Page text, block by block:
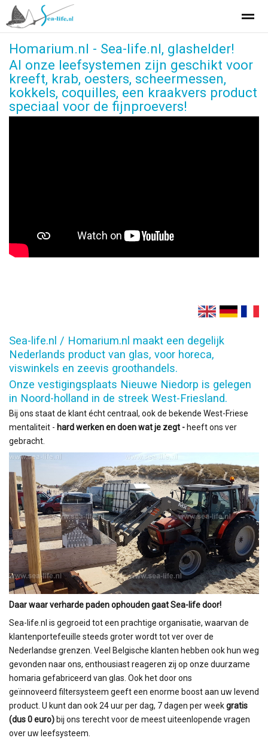
Homarium .nl Sea-life leef- en bewaarsysteem voor schaal- en
Home Bellen E-mail Locatie
Homarium.nl - Sea-life.nl, glashelder!
Al onze leefsystemen zijn geschikt voor
kreeft, krab, oesters, scheermessen,
kokkels, coquilles, een kraakvers product
speciaal voor de fijnproevers!
Sea-life.nl / Homarium.nl maakt een degelijk
Nederlands product van glas, voor horeca,
viswinkels en zeevis groothandels.
Onze vestigingsplaats Nieuwe Niedorp is gelegen
in Noord-holland in de streek West-Friesland.
Bij ons staat de klant écht centraal, ook de bekende West-Friese
mentaliteit - hard werken en doen wat je zegt - heeft ons ver
gebracht.
Daar waar verharde paden ophouden gaat Sea-life door!
Sea-life.nl is gegroeid tot een prachtige organisatie, waarvan de
klantenportefeuille steeds groter wordt tot ver over de
Nederlandse grenzen. Veel Belgische klanten hebben ook hun weg
gevonden naar ons, enthousiast reageren zij op onze duurzame
homaria gefabriceerd van glas. Ook het door ons
geïnnoveerd filtersysteem geeft een enorme boost aan uw levend
product. U kunt dan ook 24 uur per dag, 7 dagen per weekgratis
(dus 0 euro)bij ons terecht voor de meest uiteenlopende vragen
over uw leefsysteem.